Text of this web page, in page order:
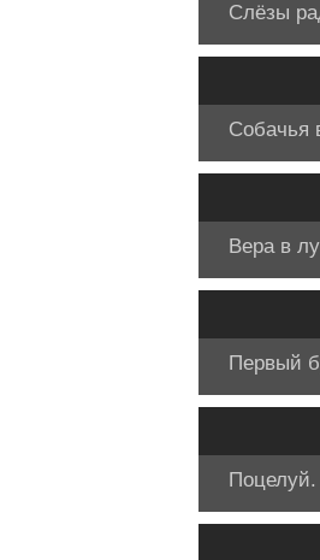
Слёзы
Собачья
Вера в
Первый
Поцелуй.